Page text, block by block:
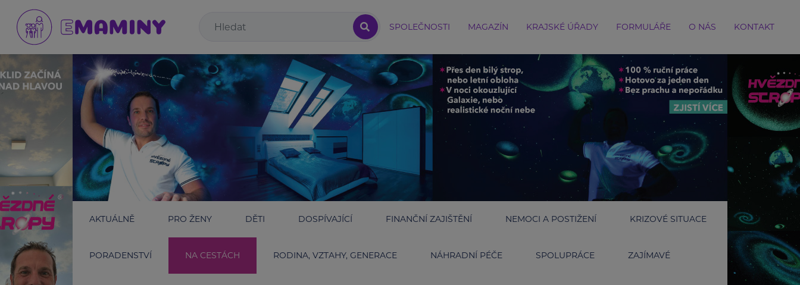
SPOLEČNOSTI MAGAZÍN KRAJSKÉ ÚŘADY FORMULÁŘE O NÁS KONTAKT
AKTUÁLNĚ PRO ŽENY DĚTI DOSPÍVAJÍCÍ FINANČNÍ ZAJIŠTĚNÍ NEMOCI A POSTIŽENÍ KRIZOVÉ SITUACE
PORADENSTVÍ NA CESTÁCH RODINA, VZTAHY, GENERACE NÁHRADNÍ PÉČE SPOLUPRÁCE ZAJÍMAVÉ